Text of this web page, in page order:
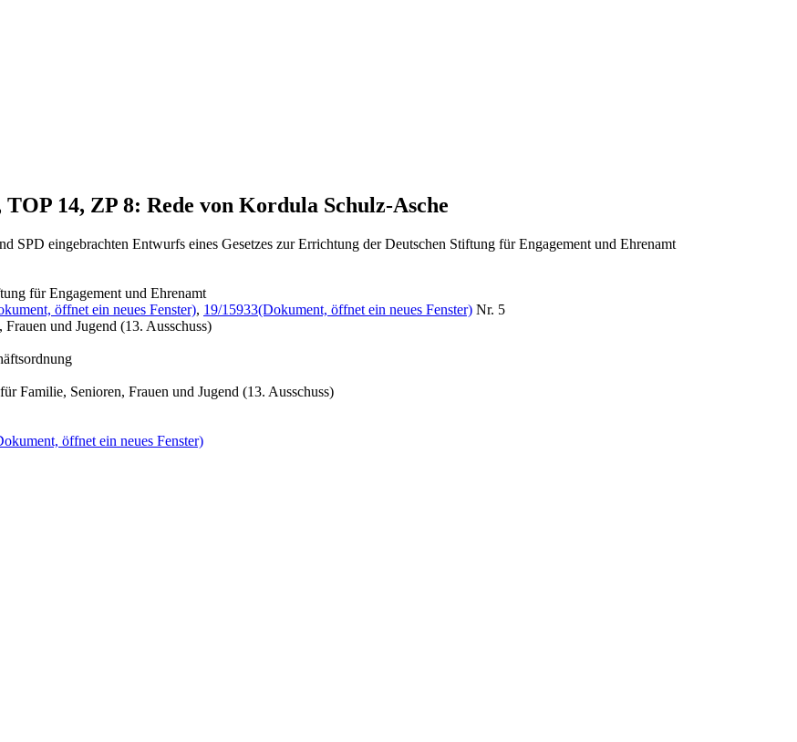
TOP 14, ZP 8: Rede von Kordula Schulz-Asche
eingebrachten Entwurfs eines Gesetzes zur Errichtung der Deutschen Stiftung für Engagement und Ehrenamt
für Engagement und Ehrenamt
öffnet ein neues Fenster), 19/15933(Dokument, öffnet ein neues Fenster) Nr. 5
und Jugend (13. Ausschuss)
Familie, Senioren, Frauen und Jugend (13. Ausschuss)
öffnet ein neues Fenster)